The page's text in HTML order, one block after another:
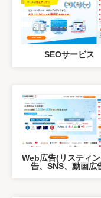
SEOサービス
Web広告(リスティ
告、SNS、動画広